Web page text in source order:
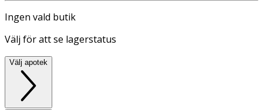
Ingen vald butik
Välj för att se lagerstatus
Välj apotek